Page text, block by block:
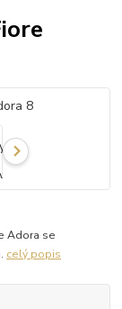
Adora se
celý popis